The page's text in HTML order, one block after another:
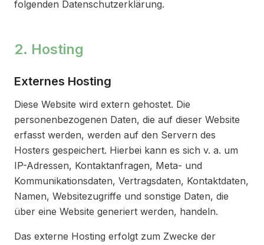
folgenden Datenschutzerklärung.
2. Hosting
Externes Hosting
Diese Website wird extern gehostet. Die
personenbezogenen Daten, die auf dieser Website
erfasst werden, werden auf den Servern des
Hosters gespeichert. Hierbei kann es sich v. a. um
IP-Adressen, Kontaktanfragen, Meta- und
Kommunikationsdaten, Vertragsdaten, Kontaktdaten,
Namen, Websitezugriffe und sonstige Daten, die
über eine Website generiert werden, handeln.
Das externe Hosting erfolgt zum Zwecke der